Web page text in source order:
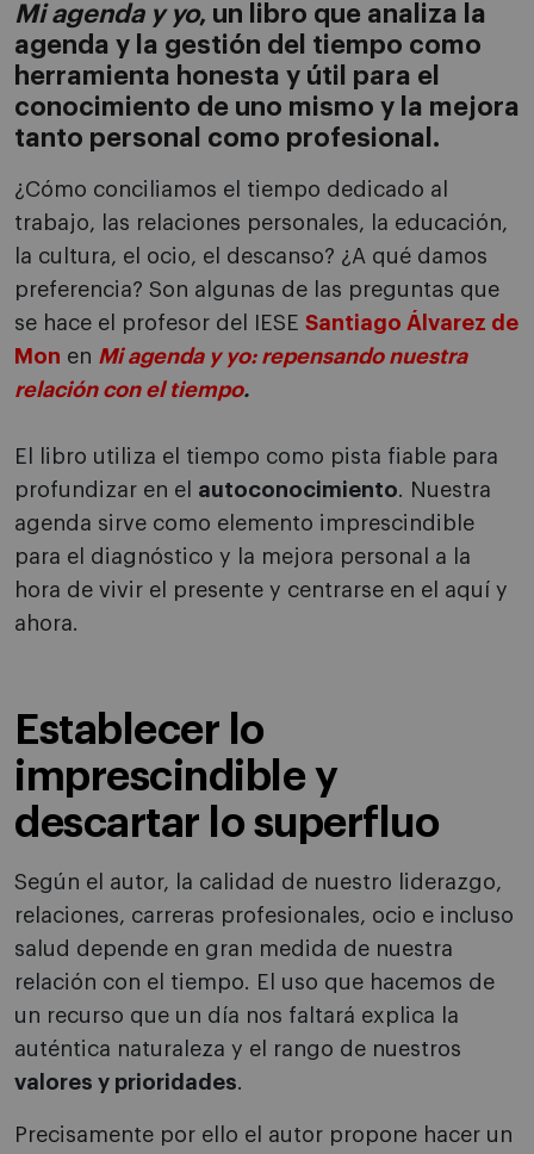
Mi agenda y yo, un libro que analiza la
agenda y la gestión del tiempo como
herramienta honesta y útil para el
conocimiento de uno mismo y la mejora
tanto personal como profesional.
¿Cómo conciliamos el tiempo dedicado al
trabajo, las relaciones personales, la educación,
la cultura, el ocio, el descanso? ¿A qué damos
preferencia? Son algunas de las preguntas que
se hace el profesor del IESE Santiago Álvarez de
Mon en Mi agenda y yo: repensando nuestra
relación con el tiempo.
El libro utiliza el tiempo como pista fiable para
profundizar en el autoconocimiento. Nuestra
agenda sirve como elemento imprescindible
para el diagnóstico y la mejora personal a la
hora de vivir el presente y centrarse en el aquí y
ahora.
Establecer lo
imprescindible y
descartar lo superfluo
Según el autor, la calidad de nuestro liderazgo,
relaciones, carreras profesionales, ocio e incluso
salud depende en gran medida de nuestra
relación con el tiempo. El uso que hacemos de
un recurso que un día nos faltará explica la
auténtica naturaleza y el rango de nuestros
valores y prioridades.
Precisamente por ello el autor propone hacer un